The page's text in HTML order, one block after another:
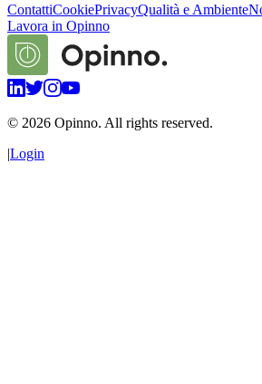
ContattiCookiePrivacyQualità e Ambiente
Lavora in Opinno
© 2026 Opinno. All rights reserved.
|Login